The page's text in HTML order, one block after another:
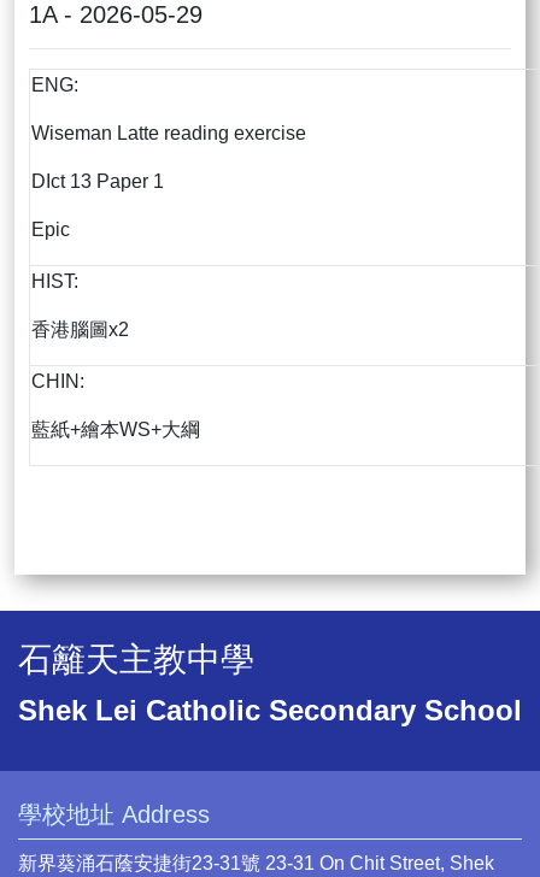
1A - 2026-05-29
ENG:
Wiseman Latte reading exercise
DIct 13 Paper 1
Epic
HIST:
香港腦圖x2
CHIN:
藍紙+繪本WS+大綱
石籬天主教中學
Shek Lei Catholic Secondary School
學校地址 Address
新界葵涌石蔭安捷街23-31號 23-31 On Chit Street, Shek